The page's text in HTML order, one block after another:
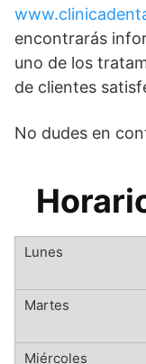
encontrarás
uno de los
de clientes
No dudes en